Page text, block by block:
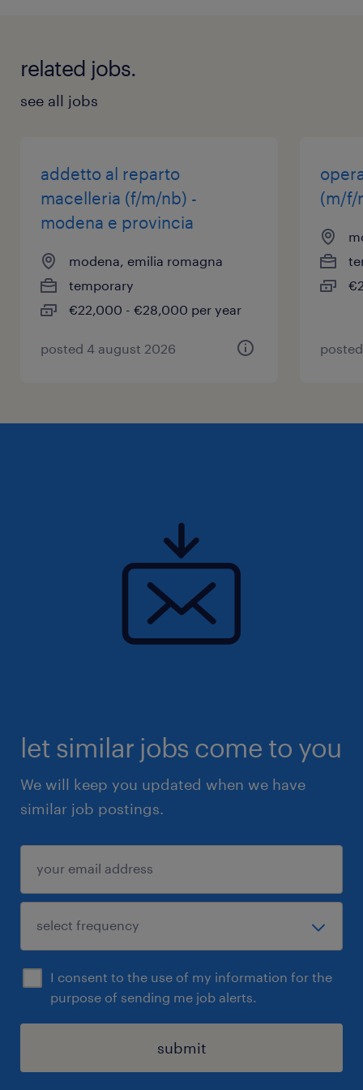
related jobs.
see all jobs
addetto al reparto
macelleria (f/m/nb) -
modena e provincia
modena, emilia romagna
temporary
€22,000 - €28,000 per year
posted 4 august 2026
(m/f/
let similar jobs come to you
We will keep you updated when we have
similar job postings.
I consent to the use of my information for the
purpose of sending me job alerts.
submit